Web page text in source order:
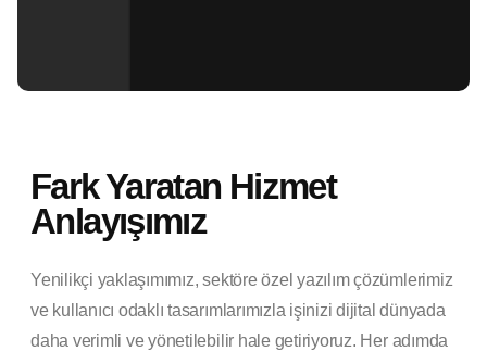
Fark Yaratan Hizmet
Anlayışımız
Yenilikçi yaklaşımımız, sektöre özel yazılım çözümlerimiz
ve kullanıcı odaklı tasarımlarımızla işinizi dijital dünyada
daha verimli ve yönetilebilir hale getiriyoruz. Her adımda